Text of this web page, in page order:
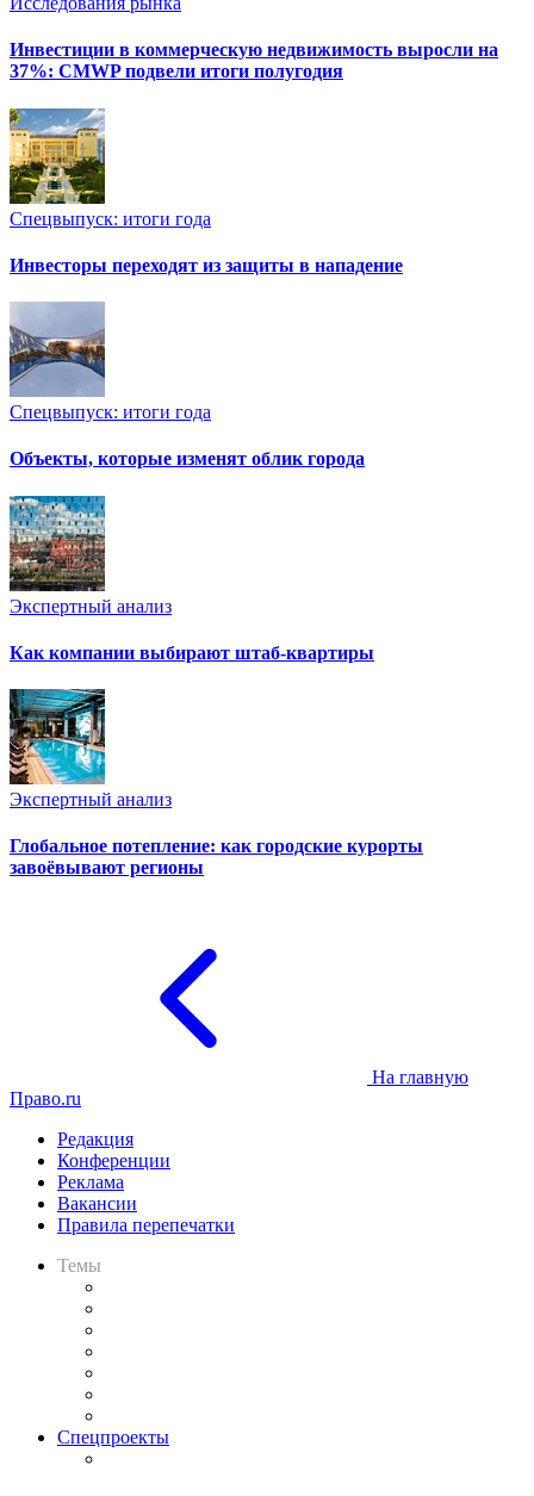
Инвестиции в коммерческую недвижимость выросли на
37%: CMWP подвели итоги полугодия
Спецвыпуск: итоги года
Инвесторы переходят из защиты в нападение
Спецвыпуск: итоги года
Объекты, которые изменят облик города
Экспертный анализ
Как компании выбирают штаб-квартиры
Экспертный анализ
Глобальное потепление: как городские курорты
завоёвывают регионы
На главную
Право.ru
Редакция
Конференции
Реклама
Вакансии
Правила перепечатки
Темы
Спецпроекты